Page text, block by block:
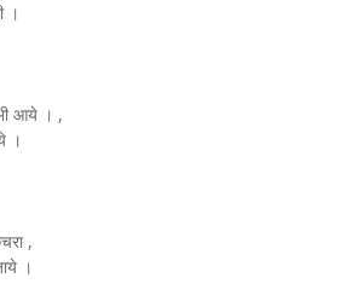
।
आये । ,
।
,
।